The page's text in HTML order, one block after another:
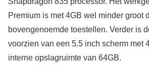
Premium is met 4GB wel minder groot
bovengenoemde toestellen. Verder is
voorzien van een 5.5 inch scherm met
interne opslagruimte van 64GB.